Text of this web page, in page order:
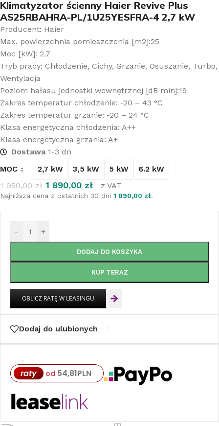
Klimatyzator ścienny Haier Revive Plus
AS25RBAHRA-PL/1U25YESFRA-4 2,7 kW
Producent: Haier
Max. powierzchnia pomieszczenia [m2]:25
Moc [kW]: 2,7
Tryb pracy: Chłodzenie, Cichy, Grzanie, Osuszanie, Turbo,
Wentylacja
Poziom hałasu jednostki wewnętrznej [dB min]:19
Zakres temperatur chłodzenie: -20 – 43 °C
Zakres temperatur grzanie: -20 – 24 °C
Klasa energetyczna chłodzenia: A++
Klasa energetyczna grzania: A+
Dostawa1-3 dn
MOC
2,7 kW 3,5 kW 5 kW
6.2 kW
1 950,00zł 1 890,00 zł z VAT
Najniższa cena z ostatnich 30 dni 1 890,00 zł.
- +
DODAJ DO KOSZYKA
KUP TERAZ
Dodaj do ulubionych
raty od 54,81PLN